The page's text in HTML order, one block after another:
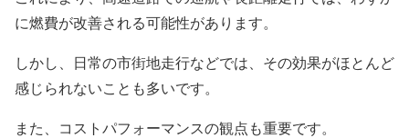
に燃費が改善される可能性があります。
しかし、日常の市街地走行などでは、その効果がほとんど
感じられないことも多いです。
また、コストパフォーマンスの観点も重要です。